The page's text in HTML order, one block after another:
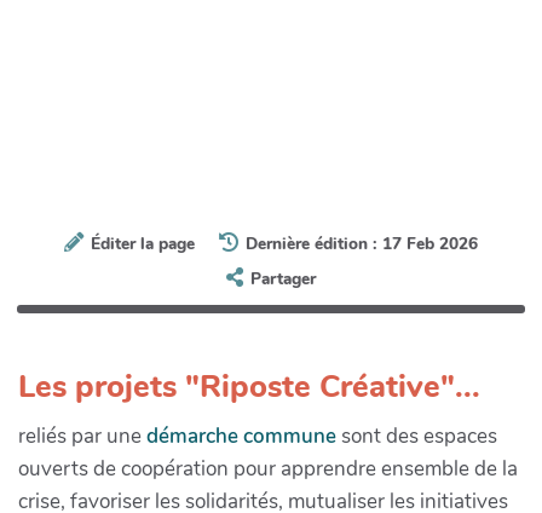
Éditer la page
Dernière édition : 17 Feb 2026
Partager